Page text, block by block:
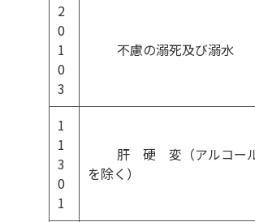
2
0
1
0
3
不慮の溺死及び溺水
1
1
3
0
1
肝 硬 変（アルコー
を除く）